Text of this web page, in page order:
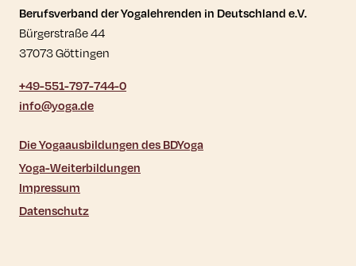
Kontaktdaten und weitere Links
Berufsverband der Yogalehrenden in Deutschland e.V.
Bürgerstraße 44
37073 Göttingen
+49-551-797-744-0
info@yoga.de
Die Yogaausbildungen des BDYoga
Yoga-Weiterbildungen
Impressum
Datenschutz